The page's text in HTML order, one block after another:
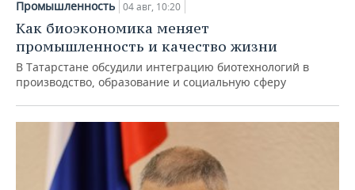
Промышленность 04 авг, 10:20
Как биоэкономика меняет
промышленность и качество жизни
В Татарстане обсудили интеграцию биотехнологий в
производство, образование и социальную сферу